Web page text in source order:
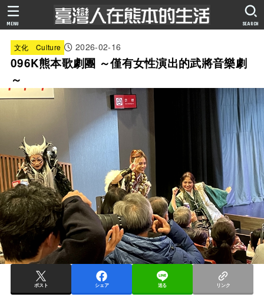
SEARCH
MENU
文化 Culture 2026-02-16
096K熊本歌劇團 ～僅有女性演出的武將音樂劇
～
ポスト シェア 送る リンク